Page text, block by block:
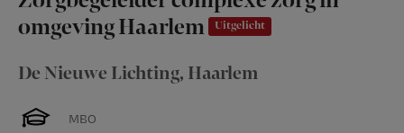
omgeving Haarlem
Uitgelicht
De Nieuwe Lichting, Haarlem
MBO